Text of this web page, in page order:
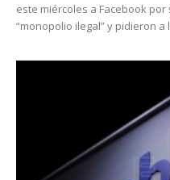
este miércoles a Facebook
“monopolio ilegal” y pidieron a